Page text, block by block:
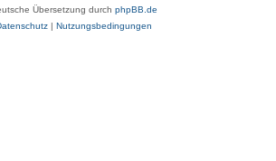
Übersetzung durch phpBB.de
| Nutzungsbedingungen